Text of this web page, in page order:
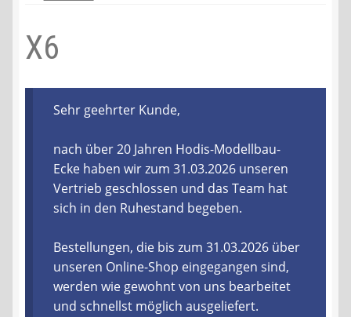
Mein Konto
Shop
Warenkorb
Ablauf einer Bestellung
Liefer- und Versandkosten
Zahlungsarten
X6
Sehr geehrter Kunde,
nach über 20 Jahren Hodis-Modellbau-
Ecke haben wir zum 31.03.2026 unseren
Vertrieb geschlossen und das Team hat
sich in den Ruhestand begeben.
Bestellungen, die bis zum 31.03.2026 über
unseren Online-Shop eingegangen sind,
werden wie gewohnt von uns bearbeitet
und schnellst möglich ausgeliefert.